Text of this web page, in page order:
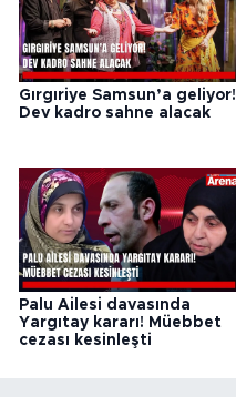
Gırgıriye Samsun’a geliyor!
Dev kadro sahne alacak
Palu Ailesi davasında
Yargıtay kararı! Müebbet
cezası kesinleşti